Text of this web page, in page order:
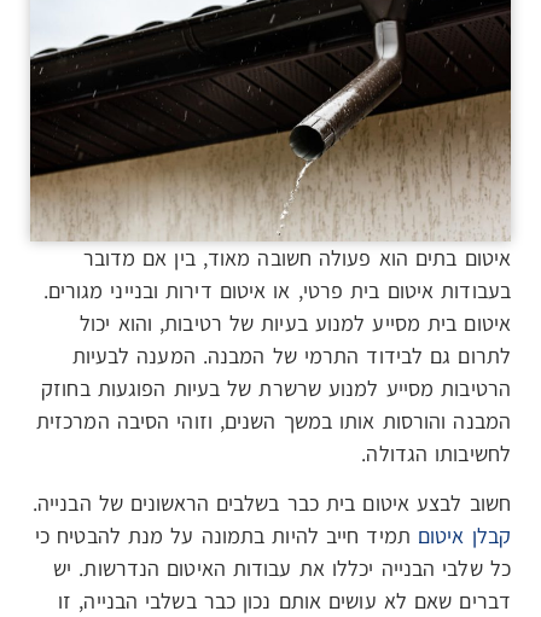
איטום בתים הוא פעולה חשובה מאוד, בין אם מדובר
בעבודות איטום בית פרטי, או איטום דירות ובנייני מגורים.
איטום בית מסייע למנוע בעיות של רטיבות, והוא יכול
לתרום גם לבידוד התרמי של המבנה. המענה לבעיות
הרטיבות מסייע למנוע שרשרת של בעיות הפוגעות בחוזק
המבנה והורסות אותו במשך השנים, וזוהי הסיבה המרכזית
לחשיבותו הגדולה.
חשוב לבצע איטום בית כבר בשלבים הראשונים של הבנייה.
קבלן איטום תמיד חייב להיות בתמונה על מנת להבטיח כי
כל שלבי הבנייה יכללו את עבודות האיטום הנדרשות. יש
דברים שאם לא עושים אותם נכון כבר בשלבי הבנייה, זו